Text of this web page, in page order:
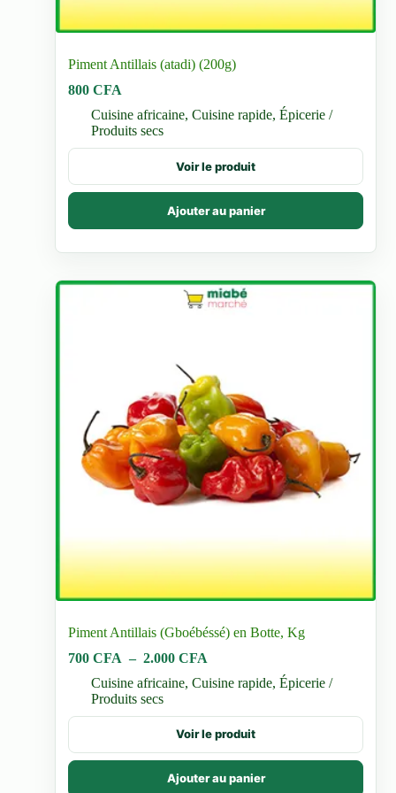
Piment Antillais (atadi) (200g)
800CFA
Cuisine africaine,Cuisine rapide,Épicerie /
Produits secs
Voir le produit
Ajouter au panier
Piment Antillais (Gboébéssé) en Botte, Kg
700CFA – 2.000CFA
prix :
à
2.000 CFA
Cuisine africaine,Cuisine rapide,Épicerie /
Produits secs
Voir le produit
Ajouter au panier
Ce
a
plusieurs